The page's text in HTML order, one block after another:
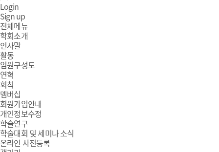
Login
Sign up
전체메뉴
학회소개
인사말
활동
임원구성도
연혁
회칙
멤버십
회원가입안내
개인정보수정
학술연구
학술대회 및 세미나 소식
온라인 사전등록